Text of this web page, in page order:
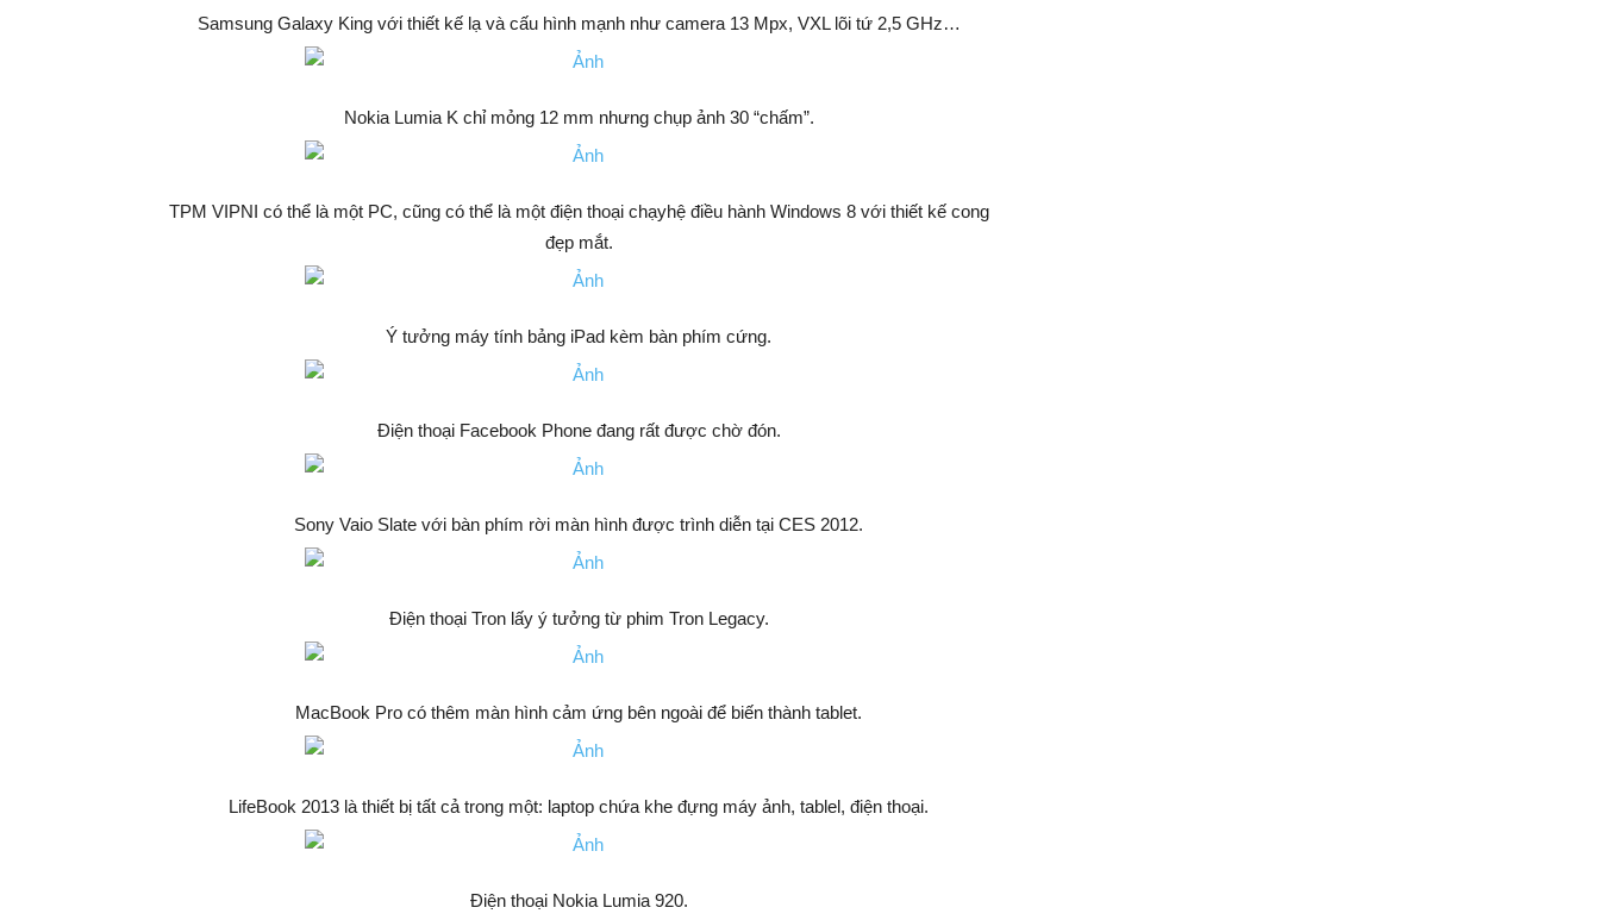
Samsung Galaxy King với thiết kế lạ và cấu hình mạnh như camera 13 Mpx, VXL lõi tứ 2,5 GHz…
Nokia Lumia K chỉ mỏng 12 mm nhưng chụp ảnh 30 “chấm”.
TPM VIPNI có thể là một PC, cũng có thể là một điện thoại chạyhệ điều hành Windows 8 với thiết kế cong
đẹp mắt.
Ý tưởng máy tính bảng iPad kèm bàn phím cứng.
Điện thoại Facebook Phone đang rất được chờ đón.
Sony Vaio Slate với bàn phím rời màn hình được trình diễn tại CES 2012.
Điện thoại Tron lấy ý tưởng từ phim Tron Legacy.
MacBook Pro có thêm màn hình cảm ứng bên ngoài để biến thành tablet.
LifeBook 2013 là thiết bị tất cả trong một: laptop chứa khe đựng máy ảnh, tablel, điện thoại.
Điện thoại Nokia Lumia 920.